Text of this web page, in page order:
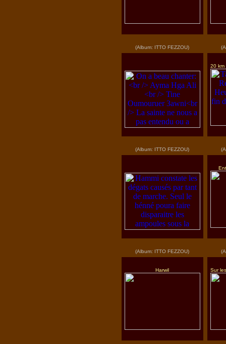
(Album: ITTO FEZZOU)
(Album: ITTO FEZZOU)
20 km
(Album: ITTO FEZZOU)
Harwil Sur